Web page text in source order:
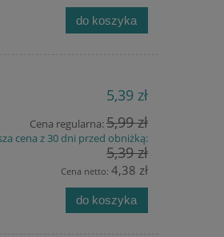
do koszyka
5,39 zł
Cena regularna:5,99 zł
cena z 30 dni przed obniżką:
5,39 zł
Cena netto: 4,38 zł
do koszyka